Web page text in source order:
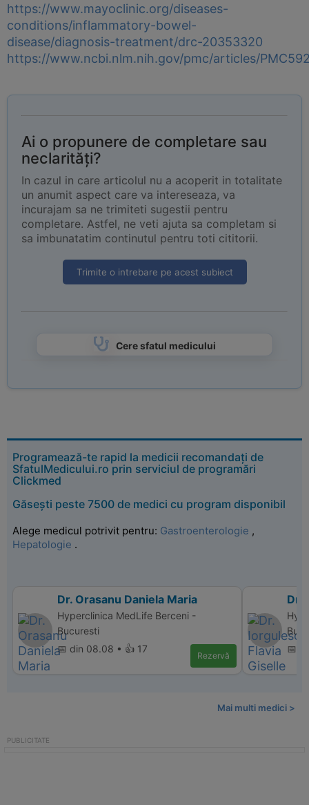
https://www.mayoclinic.org/diseases-
conditions/inflammatory-bowel-
disease/diagnosis-treatment/drc-20353320
https://www.ncbi.nlm.nih.gov/pmc/articles/
Ai o propunere de completare sau
neclarități?
In cazul in care articolul nu a acoperit in totalitate
un anumit aspect care va intereseaza, va
incurajam sa ne trimiteti sugestii pentru
completare. Astfel, ne veti ajuta sa completam si
sa imbunatatim continutul pentru toti cititorii.
Trimite o intrebare pe acest subiect
Cere sfatul medicului
Programează-te rapid la medicii recomandați de
SfatulMedicului.ro prin serviciul de programări
Clickmed
Găsești peste 7500 de medici cu program disponibil
Alege medicul potrivit pentru: Gastroenterologie ,
Hepatologie .
Dr. Orasanu Daniela Maria
Hyperclinica MedLife Berceni -
Bucuresti
📅 din 08.08 • 👍 17
Rezervă
Dr.
📅
Mai multi medici >